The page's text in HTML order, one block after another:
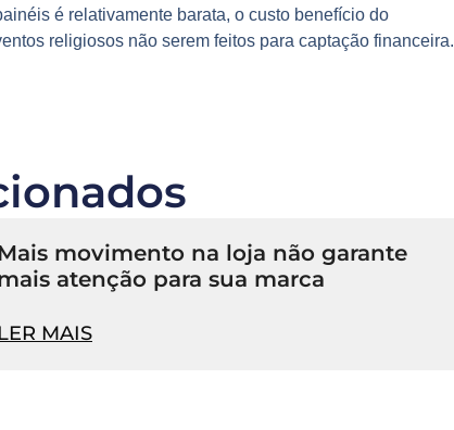
é relativamente barata, o custo benefício do
religiosos não serem feitos para captação financeira.
movimento na loja não garante
atenção para sua marca
MAIS